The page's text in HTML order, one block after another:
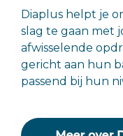
Diaplus helpt je
slag te gaan met
afwisselende
gericht aan hun
passend bij hun